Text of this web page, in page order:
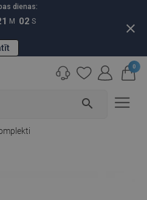
dienas:
M 01 S close
search
0